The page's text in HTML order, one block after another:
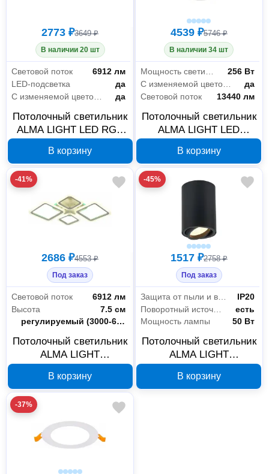
2773 ₽3649 ₽
В наличии 20 шт
Световой поток
6912 лм
LED-подсветка
да
да
Потолочный светильник
ALMA LIGHT LED RGB
В корзину
4539 ₽5746 ₽
В наличии 34 шт
256 Вт
С изменяемой цветовой температурой
да
Световой поток
13440 лм
Потолочный светильник
ALMA LIGHT LED
В корзину
-41%
2686 ₽4553 ₽
Под заказ
Световой поток
6912 лм
Высота
7.5 см
Цветность
регулируемый (3000-6000 К)+RGB
Потолочный светильник
ALMA LIGHT
96 Вт, 30980685
В корзину
-45%
1517 ₽2758 ₽
Под заказ
Защита от пыли и влаги
IP20
Поворотный источник света
есть
Мощность лампы
50 Вт
Потолочный светильник
ALMA LIGHT
GU10.1x50W_4,
В корзину
-37%